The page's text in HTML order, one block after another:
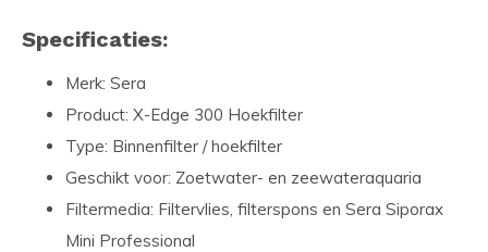
Specificaties:
Merk: Sera
Product: X-Edge 300 Hoekfilter
Type: Binnenfilter / hoekfilter
Geschikt voor: Zoetwater- en zeewateraquaria
Filtermedia: Filtervlies, filterspons en Sera Siporax
Mini Professional